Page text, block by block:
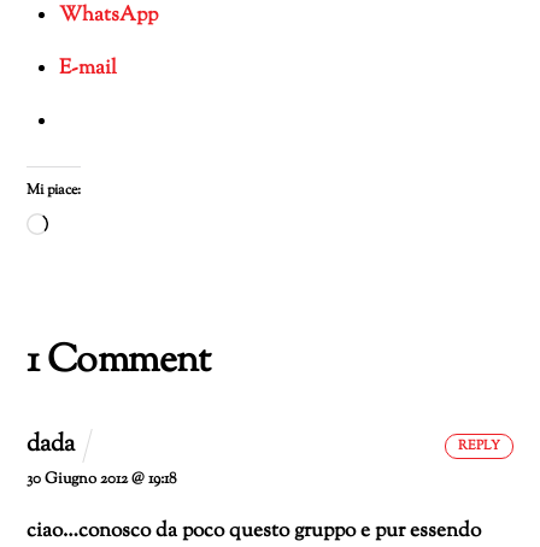
WhatsApp
E-mail
Mi piace:
Caricamento
1 Comment
dada
30 Giugno 2012 @ 19:18
ciao…conosco da poco questo gruppo e pur essendo
REPLY